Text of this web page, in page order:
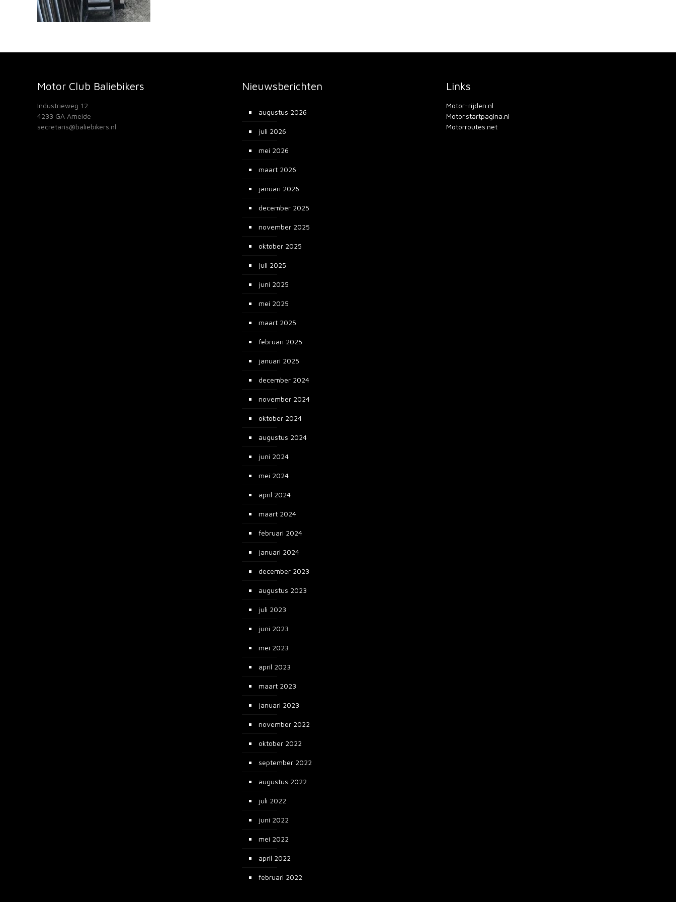
Motor Club Baliebikers
Industrieweg 12
4233 GA Ameide
secretaris@baliebikers.nl
Nieuwsberichten
augustus 2026
juli 2026
mei 2026
maart 2026
januari 2026
december 2025
november 2025
oktober 2025
juli 2025
juni 2025
mei 2025
maart 2025
februari 2025
januari 2025
december 2024
november 2024
oktober 2024
augustus 2024
juni 2024
mei 2024
april 2024
maart 2024
februari 2024
januari 2024
december 2023
augustus 2023
juli 2023
juni 2023
mei 2023
april 2023
maart 2023
januari 2023
november 2022
oktober 2022
september 2022
augustus 2022
juli 2022
juni 2022
mei 2022
april 2022
februari 2022
Links
Motor-rijden.nl
Motor.startpagina.nl
Motorroutes.net